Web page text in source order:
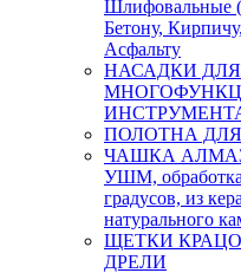
Шлифовальные
Бетону,
Асфальту
НАСАДКИ ДЛЯ
ПОЛОТНА
ЧАШКА
УШМ,
градусов, из
натурального
ЩЕТКИ
ДРЕЛИ